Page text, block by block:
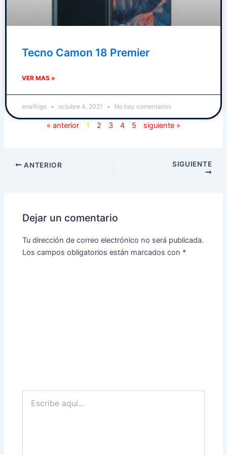
Tecno Camon 18 Premier
VER MAS »
enalfrigo octubre 4, 2021 No hay comentarios
« anterior 1 2 3 4 5 siguiente »
ANTERIOR SIGUIENTE
Dejar un comentario
Tu dirección de correo electrónico no será publicada.
Los campos obligatorios están marcados con *
aquí...